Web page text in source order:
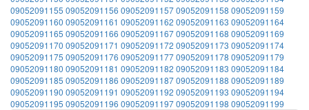
09052091155 09052091156 0905209115709052091158 09052091159
09052091160 09052091161 09052091162 09052091163 09052091164
09052091165 09052091166 0905209116709052091168 09052091169
09052091170 09052091171 09052091172 09052091173 09052091174
09052091175 09052091176 0905209117709052091178 09052091179
09052091180 09052091181 09052091182 09052091183 09052091184
09052091185 09052091186 0905209118709052091188 09052091189
09052091190 09052091191 09052091192 09052091193 09052091194
09052091195 09052091196 0905209119709052091198 09052091199